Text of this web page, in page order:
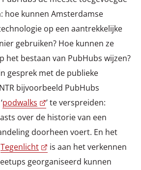
hoe kunnen Amsterdamse
op een aantrekkelijke
gebruiken? Hoe kunnen ze
het bestaan van PubHubs wijzen?
gesprek met de publieke
bijvoorbeeld PubHubs
podwalks
’ te verspreiden:
over de historie van een
doorheen voert. En het
Tegenlicht
is aan het verkennen
georganiseerd kunnen